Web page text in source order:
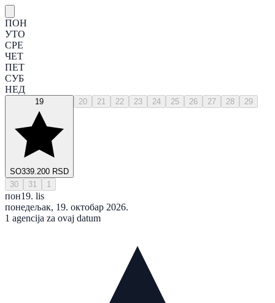
ПОН
УТО
СРЕ
ЧЕТ
ПЕТ
СУБ
НЕД
19
SO339.200 RSD
20 21 22 23 24 25 26 27 28 29
30 31 1
пон19. lis
понедељак, 19. октобар 2026.
1 agencija za ovaj datum